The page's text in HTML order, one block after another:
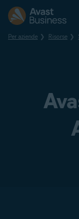
Per aziende Risorse